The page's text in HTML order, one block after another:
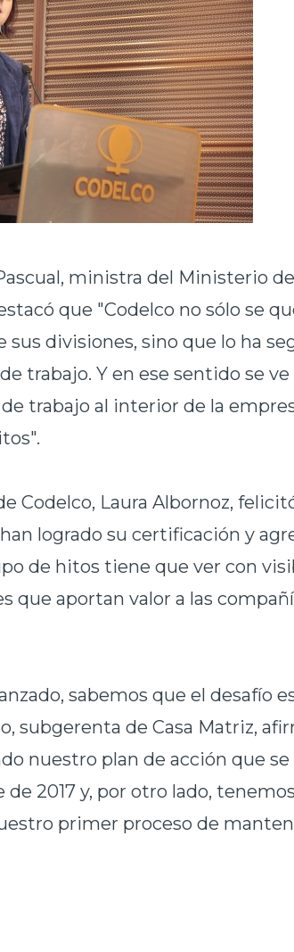
ministra del Ministerio
que "Codelco no sólo se
sus divisiones, sino que lo ha
trabajo. Y en ese sentido se
trabajo al interior de la
Codelco, Laura Albornoz,
logrado su certificación y
de hitos tiene que ver con
que aportan valor a las
sabemos que el desafío
subgerenta de Casa Matriz,
nuestro plan de acción que
de 2017 y, por otro lado,
primer proceso de